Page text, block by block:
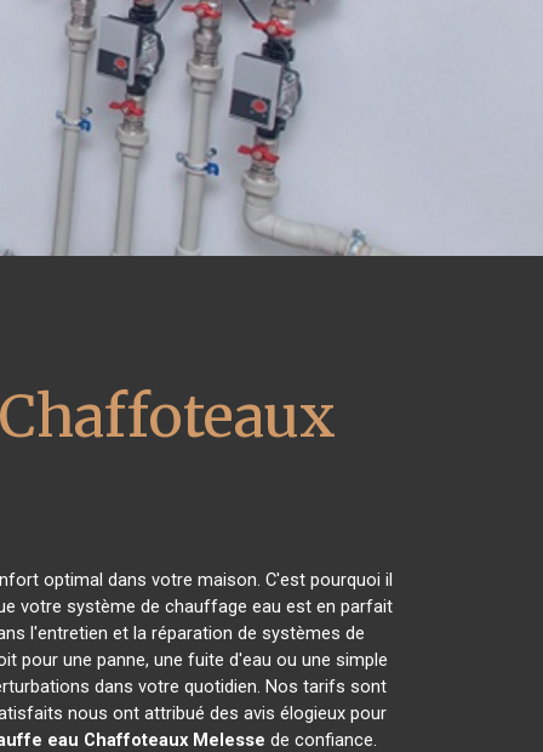
optimal dans votre maison. C'est pourquoi il
votre système de chauffage eau est en parfait
l'entretien et la réparation de systèmes de
pour une panne, une fuite d'eau ou une simple
dans votre quotidien. Nos tarifs sont
nous ont attribué des avis élogieux pour
eau Chaffoteaux Melesse de confiance.